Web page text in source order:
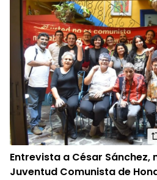
Entrevista a César Sánchez,
Juventud Comunista de